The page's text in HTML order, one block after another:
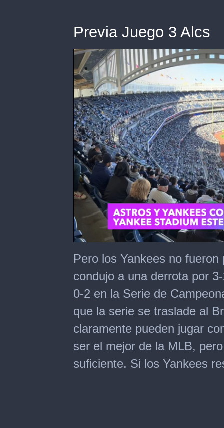
Previa Juego 3 Alcs
seconds
of
minutes,
seconds
Pero los Yankees no
condujo a una derrota por
0-2 en la Serie de
que la serie se traslade al
claramente pueden jugar
ser el mejor de la MLB,
suficiente. Si los Yankees